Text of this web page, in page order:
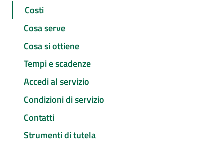
Costi
Cosa serve
Cosa si ottiene
Tempi e scadenze
Accedi al servizio
Condizioni di servizio
Contatti
Strumenti di tutela